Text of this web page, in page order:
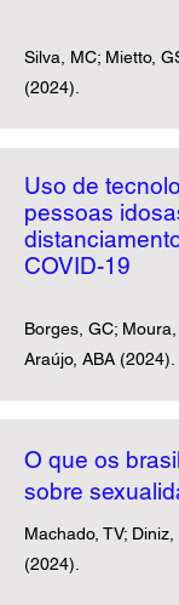
Silva, MC; Mietto,
(2024).
Uso de
pessoas
COVID-19
Borges, GC;
Araújo, ABA (2024).
O que os
sobre
Machado, TV;
(2024).